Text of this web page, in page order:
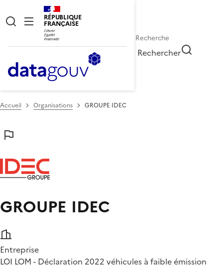
RÉPUBLIQUE
FRANÇAISE
Rechercher
Accueil Organisations GROUPE IDEC
GROUPE IDEC
Entreprise
LOI LOM - Déclaration 2022 véhicules à faible émission